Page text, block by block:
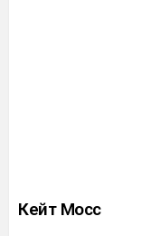
Кейт Мосс